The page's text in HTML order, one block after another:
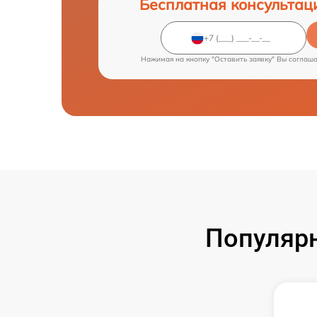
Бесплатная
Нажимая на кнопку "Оставить заявку" Вы